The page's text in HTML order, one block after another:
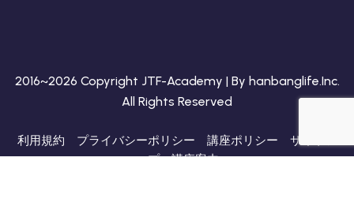
2016~2026 Copyright JTF-Academy | By hanbanglife.Inc.
All Rights Reserved
利用規約 プライバシーポリシー 講座ポリシー
サイトア
ップ
講座案内